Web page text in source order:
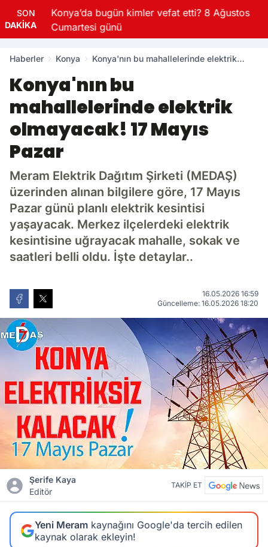
SON
DAKİKA
Konya’da bugün kimler vefat etti? 8 Ağustos
Cumartesi günü
Haberler Konya
Konya'nın bu mahallelerinde elektrik
Konya'nın bu
mahallelerinde elektrik
olmayacak! 17 Mayıs
Pazar
Meram Elektrik Dağıtım Şirketi (MEDAŞ)
üzerinden alınan bilgilere göre, 17 Mayıs
Pazar günü planlı elektrik kesintisi
yaşayacak. Merkez ilçelerdeki elektrik
kesintisine uğrayacak mahalle, sokak ve
saatleri belli oldu. İşte detaylar..
16.05.2026 16:59
Güncelleme: 16.05.2026 18:20
Şerife Kaya
Editör
TAKİP ET
Yeni Meram kaynağını Google'da tercih edilen
kaynak olarak ekleyin!